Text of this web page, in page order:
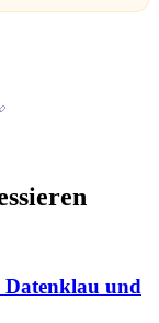
Datenklau und